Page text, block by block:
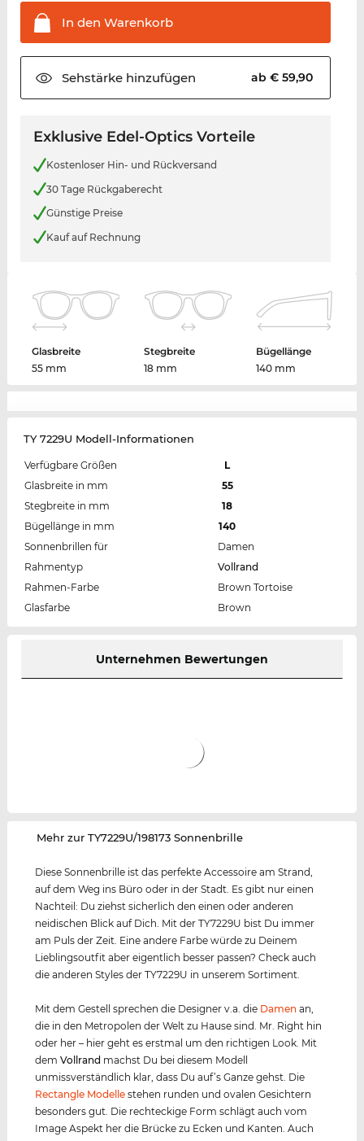
In den Warenkorb
Sehstärkehinzufügen ab € 59,90
Exklusive Edel-Optics Vorteile
Kostenloser Hin- und Rückversand
30 Tage Rückgaberecht
Günstige Preise
Kauf auf Rechnung
Glasbreite
55 mm
Stegbreite
18 mm
Bügellänge
140 mm
TY 7229U Modell-Informationen
Verfügbare Größen
L
Glasbreite in mm
55
Stegbreite in mm
18
Bügellänge in mm
140
Sonnenbrillen für
Damen
Rahmentyp
Vollrand
Rahmen-Farbe
Brown Tortoise
Glasfarbe
Brown
Unternehmen Bewertungen
‌Mehr zur TY7229U/198173 Sonnenbrille
Diese Sonnenbrille ist das perfekte Accessoire am Strand,
auf dem Weg ins Büro oder in der Stadt. Es gibt nur einen
Nachteil: Du ziehst sicherlich den einen oder anderen
neidischen Blick auf Dich. Mit der TY7229U bist Du immer
am Puls der Zeit. Eine andere Farbe würde zu Deinem
Lieblingsoutfit aber eigentlich besser passen? Check auch
die anderen Styles der TY7229U in unserem Sortiment.
Mit dem Gestell sprechen die Designer v.a. die Damen an,
die in den Metropolen der Welt zu Hause sind. Mr. Right hin
oder her – hier geht es erstmal um den richtigen Look. Mit
demVollrand machst Du bei diesem Modell
unmissverständlich klar, dass Du auf’s Ganze gehst. Die
Rectangle Modelle stehen runden und ovalen Gesichtern
besonders gut. Die rechteckige Form schlägt auch vom
Image Aspekt her die Brücke zu Ecken und Kanten. Auch